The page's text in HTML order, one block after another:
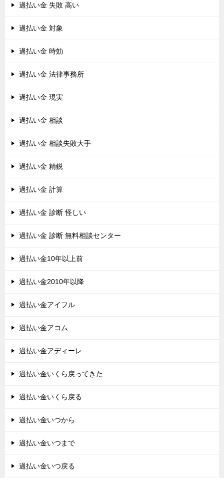
過払い金 失敗 高い
過払い金 対象
過払い金 時効
過払い金 法律事務所
過払い金 現実
過払い金 相談
過払い金 相談失敗大手
過払い金 精鋭
過払い金 計算
過払い金 診断 怪しい
過払い金 診断 無料相談センター
過払い金10年以上前
過払い金2010年以降
過払い金アイフル
過払い金アコム
過払い金アディーレ
過払い金いくら戻ってきた
過払い金いくら戻る
過払い金いつから
過払い金いつまで
過払い金いつ戻る